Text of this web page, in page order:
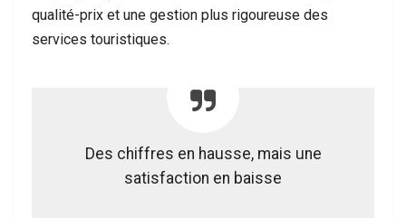
qualité-prix et une gestion plus rigoureuse des
services touristiques.
Des chiffres en hausse, mais une
satisfaction en baisse